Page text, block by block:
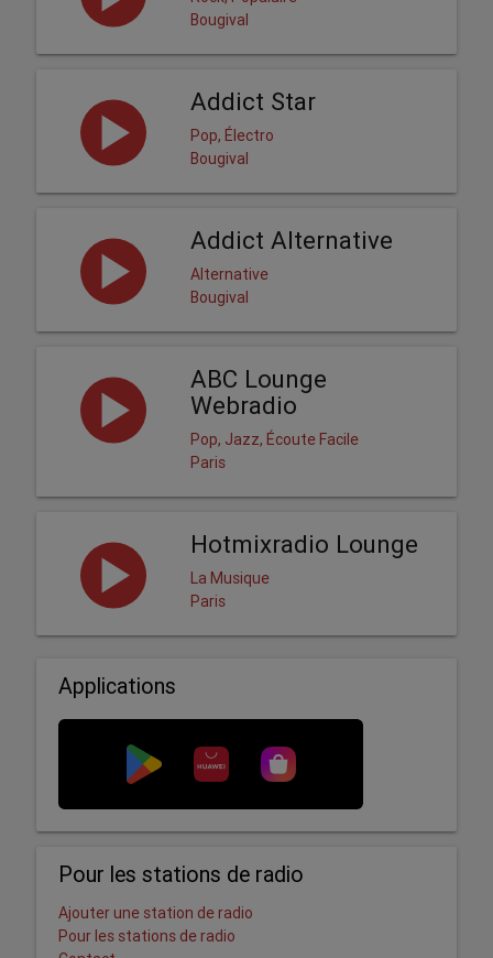
Bougival
Addict Star
Pop, Électro
Bougival
Addict Alternative
Alternative
Bougival
ABC Lounge
Webradio
Pop, Jazz, Écoute Facile
Paris
Hotmixradio Lounge
La Musique
Paris
Applications
Pour les stations de radio
Ajouter une station de radio
Pour les stations de radio